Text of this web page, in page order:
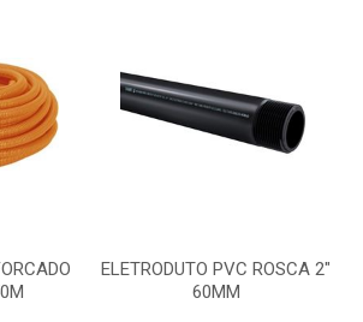
ELETRODUTO PVC ROSCA 2"
60MM